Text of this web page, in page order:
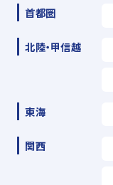
首都圏
北陸・甲信越
東海
関西